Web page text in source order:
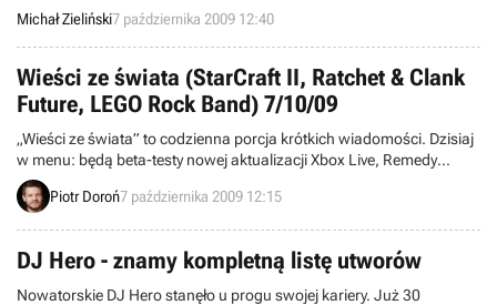
twórcy z szanowanego studia Starbreeze zamknęli usta na kłódki i
zaszyli się w swoich siedzibach. Najpewniej sytuacja ta trwałaby
jeszcze jakiś czas, gdyby nie CV jednego z deweloperów.
Michał Zieliński7 października 2009 12:40
Wieści ze świata (StarCraft II, Ratchet & Clank
Future, LEGO Rock Band) 7/10/09
„Wieści ze świata” to codzienna porcja krótkich wiadomości. Dzisiaj
w menu: będą beta-testy nowej aktualizacji Xbox Live, Remedy
planuje reedycję lub wznowienie klasycznych wyścigów Death Rally,
David Bowie gwiazdą LEGO Rock Band, zwolnienia u producenta DJ
Piotr Doroń7 października 2009 12:15
DJ Hero - znamy kompletną listę utworów
Nowatorskie DJ Hero stanęło u progu swojej kariery. Już 30